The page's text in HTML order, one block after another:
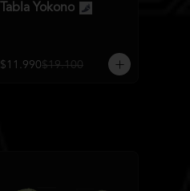
Tabla Yokono
$11.990$19.100